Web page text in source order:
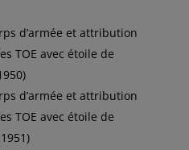
d’armée et attribution
TOE avec étoile de
d’armée et attribution
TOE avec étoile de